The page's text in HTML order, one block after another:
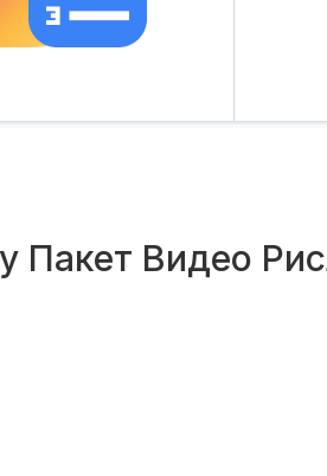
Пакет Видео